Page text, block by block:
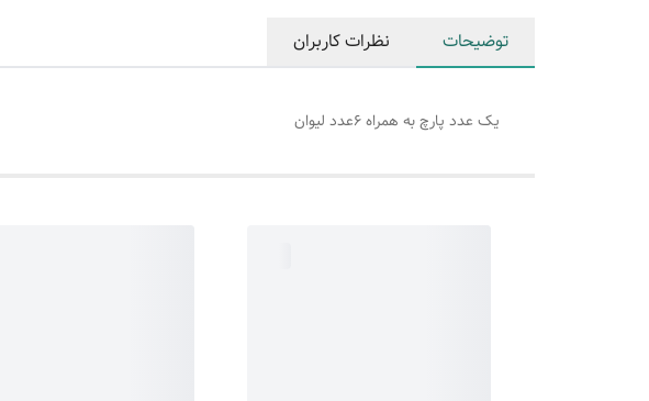
توضیحات نظرات کاربران
یک عدد پارچ به همراه ۶عدد لیوان